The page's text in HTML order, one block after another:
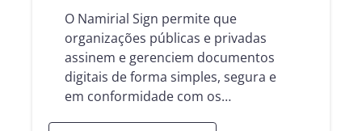
O Namirial Sign permite que
organizações públicas e privadas
assinem e gerenciem documentos
digitais de forma simples, segura e
em conformidade com os…